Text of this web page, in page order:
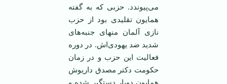
می‌پیوندد. حزبی که به گفته
همایون تقلیدی بود از حزب
نازی آلمان منهای جنبه‌های
شدید ضد یهودی‌اش. در دوره
فعالیت این حزب و در زمان
حکومت دکتر مصدق داریوش